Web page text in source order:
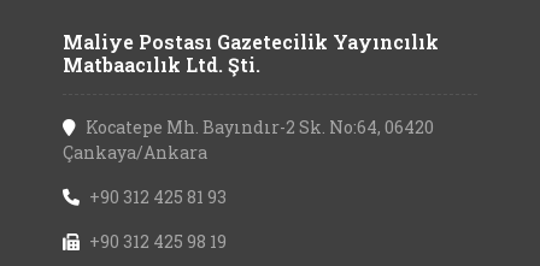
Maliye Postası Gazetecilik Yayıncılık
Matbaacılık Ltd. Şti.
Kocatepe Mh. Bayındır-2 Sk. No:64, 06420
Çankaya/Ankara
+90 312 425 81 93
+90 312 425 98 19